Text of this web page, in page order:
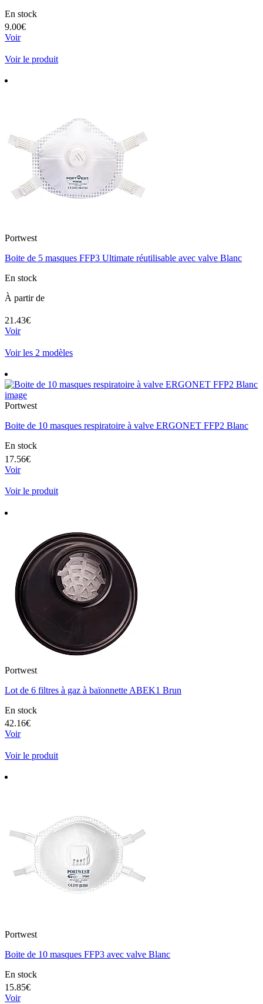
En stock
9.00€
Voir
Voir le produit
Portwest
Boite de 5 masques FFP3 Ultimate réutilisable avec valve Blanc
En stock
À partir de
21.43€
Voir
Voir les 2 modèles
Portwest
Boite de 10 masques respiratoire à valve ERGONET FFP2 Blanc
En stock
17.56€
Voir
Voir le produit
Portwest
Lot de 6 filtres à gaz à baïonnette ABEK1 Brun
En stock
42.16€
Voir
Voir le produit
Portwest
Boite de 10 masques FFP3 avec valve Blanc
En stock
15.85€
Voir